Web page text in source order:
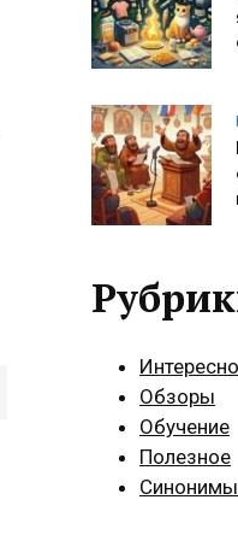
Обзоры
Обучение
Полезное
Синонимы